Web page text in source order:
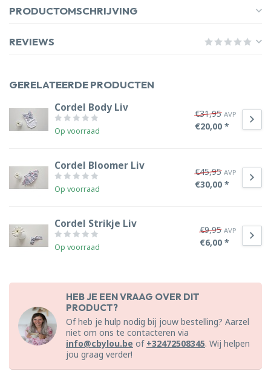
PRODUCTOMSCHRIJVING
REVIEWS
GERELATEERDE PRODUCTEN
Cordel Body Liv
Op voorraad
€31,95 AVP
€20,00 *
Cordel Bloomer Liv
Op voorraad
€45,95 AVP
€30,00 *
Cordel Strikje Liv
Op voorraad
€9,95 AVP
€6,00 *
HEB JE EEN VRAAG OVER DIT
PRODUCT?
Of heb je hulp nodig bij jouw bestelling? Aarzel
niet om ons te contacteren via
info@cbylou.be of +32472508345. Wij helpen
jou graag verder!